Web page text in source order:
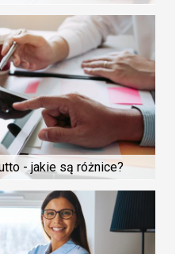
- jakie są różnice?